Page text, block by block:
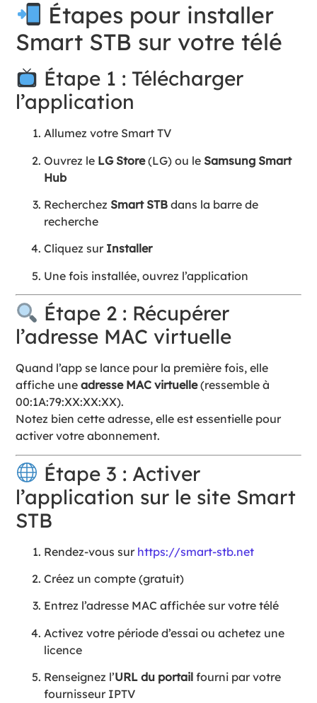
Étapes pour installer
Smart STB sur votre télé
Étape 1 : Télécharger
l’application
Allumez votre Smart TV
Ouvrez le LG Store(LG) ou le Samsung Smart
Hub
Recherchez Smart STB dans la barre de
recherche
Cliquez sur Installer
Une fois installée, ouvrez l’application
Étape 2 : Récupérer
l’adresse MAC virtuelle
Quand l’app se lance pour la première fois, elle
affiche uneadresse MAC virtuelle(ressemble à
00:1A:79:XX:XX:XX).
Notez bien cette adresse, elle est essentielle pour
activer votre abonnement.
Étape 3 : Activer
l’application sur le site Smart
STB
Rendez-vous sur https://smart-stb.net
Créez un compte (gratuit)
Entrez l’adresse MAC affichée sur votre télé
Activez votre période d’essai ou achetez une
licence
Renseignez l’URL du portail fourni par votre
fournisseur IPTV